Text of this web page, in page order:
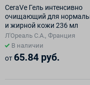
CeraVe Гель интенсивно
очищающий для
и жирной кожи 236 мл
Л'Ореаль С.А., Франция
В наличии
от 65.84 руб.